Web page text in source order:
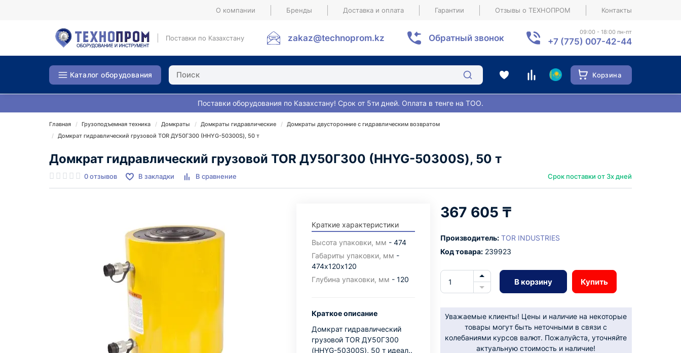
О компании Бренды Доставка и оплата Гарантии Отзывы о ТЕХНОПРОМ Контакты
Поставки по Казахстану zakaz@technoprom.kz Обратный звонок
09:00 - 18:00 пн-пт
+7 (775) 007-42-44
Каталог оборудования Корзина
Поставки оборудования по Казахстану! Срок от 5ти дней. Оплата в тенге на ТОО.
Главная Грузоподъемная техника Домкраты Домкраты гидравлические
Домкраты двусторонние с гидравлическим возвратом
Домкрат гидравлический грузовой TOR ДУ50Г300 (HHYG-50300S), 50 т
Домкрат гидравлический грузовой TOR ДУ50Г300 (HHYG-50300S), 50 т
0 отзывов В закладки В сравнение Срок поставки от 3х дней
Краткие характеристики
Высота упаковки, мм - 474
Габариты упаковки, мм -
474х120х120
Глубина упаковки, мм - 120
Краткое описание
Домкрат гидравлический
грузовой TOR ДУ50Г300
(HHYG-50300S), 50 т идеал..
367 605 ₸
Производитель: TOR INDUSTRIES
Код товара:239923
В корзину Купить
Уважаемые клиенты! Цены и наличие на некоторые
товары могут быть неточными в связи с
колебаниями курсов валют. Пожалуйста, уточняйте
актуальную стоимость и наличие!